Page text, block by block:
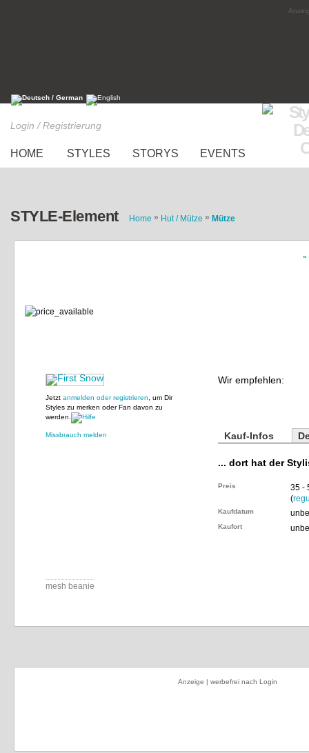
Login / Registrierung
HOME STYLES STORYS EVENTS
STYLE-Element Home » Hut / Mütze » Mütze
«
Jetzt anmelden oder registrieren , um Dir
Styles zu merken oder Fan davon zu
werden.
Missbrauch melden
Wir empfehlen:
Kauf-Infos
... dort hat der
Preis
35 -
(
Kaufdatum
Kaufort
mesh beanie
Anzeige | werbefrei nach Login